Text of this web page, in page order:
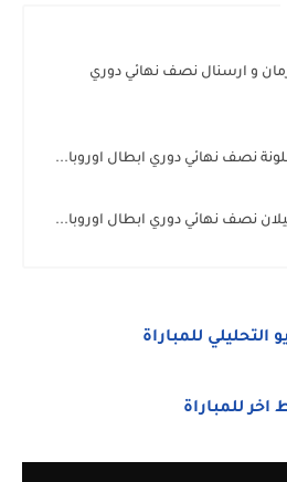
و ارسنال نصف نهائي دوري
نصف نهائي دوري ابطال اوروبا...
نصف نهائي دوري ابطال اوروبا...
التحليلي للمباراة
اخر للمباراة